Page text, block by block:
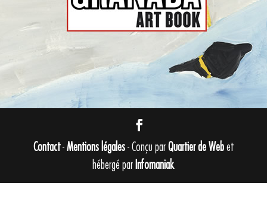
Contact- Mentions légales- Conçu par Quartier de Webet
hébergé par Infomaniak